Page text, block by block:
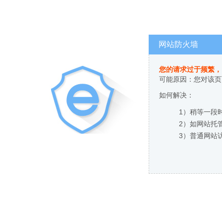
网站防火墙
您的请求过于频繁
可能原因：您对该
如何解决：
1）稍等一段
2）如网站托
3）普通网站